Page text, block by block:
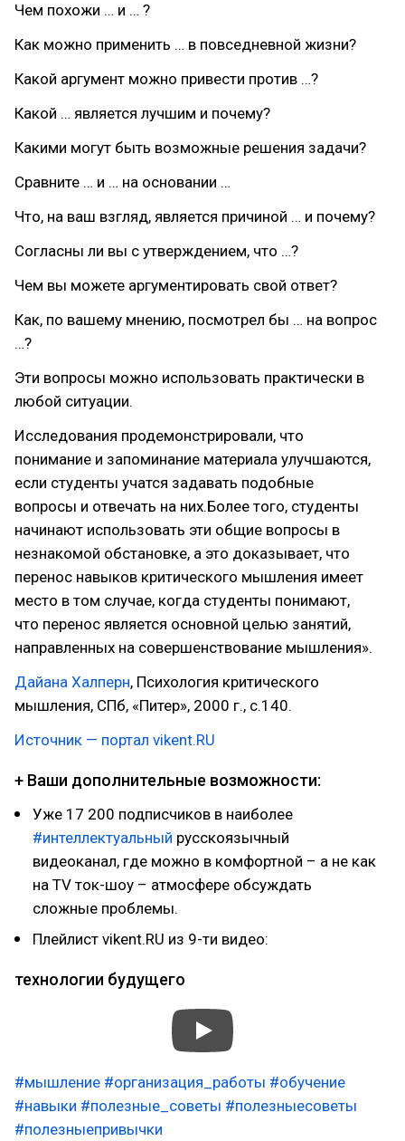
Чем похожи … и … ?
Как можно применить … в повседневной жизни?
Какой аргумент можно привести против …?
Какой … является лучшим и почему?
Какими могут быть возможные решения задачи?
Сравните … и … на основании …
Что, на ваш взгляд, является причиной … и почему?
Согласны ли вы с утверждением, что …?
Чем вы можете аргументировать свой ответ?
Как, по вашему мнению, посмотрел бы … на вопрос
…?
Эти вопросы можно использовать практически в
любой ситуации.
Исследования продемонстрировали, что
понимание и запоминание материала улучшаются,
если студенты учатся задавать подобные
вопросы и отвечать на них.Более того, студенты
начинают использовать эти общие вопросы в
незнакомой обстановке, а это доказывает, что
перенос навыков критического мышления имеет
место в том случае, когда студенты понимают,
что перенос является основной целью занятий,
направленных на совершенствование мышления».
Дайана Халперн, Психология критического
мышления, СПб, «Питер», 2000 г., с.140.
Источник — портал vikent.RU
+ Ваши дополнительные возможности:
Уже 17 200 подписчиков в наиболее
#интеллектуальный русскоязычный
видеоканал, где можно в комфортной – а не как
на ТV ток-шоу – атмосфере обсуждать
сложные проблемы.
Плейлист vikent.RU из 9-ти видео:
технологии будущего
#мышление #организация_работы #обучение
#навыки #полезные_советы #полезныесоветы
#полезныепривычки